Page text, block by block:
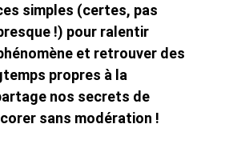
simples (certes, pas
!) pour ralentir
et retrouver des
propres à la
nos secrets de
sans modération !